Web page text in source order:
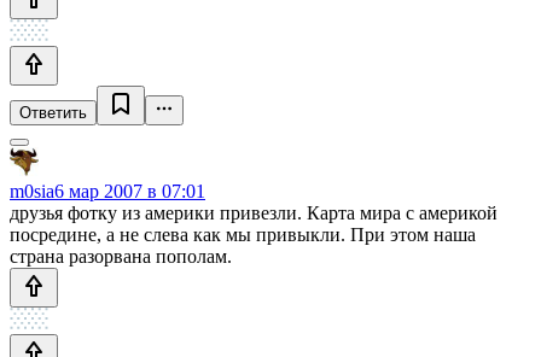
Ответить
m0sia6 мар 2007 в 07:01
друзья фотку из америки привезли. Карта мира с америкой
посредине, а не слева как мы привыкли. При этом наша
страна разорвана пополам.